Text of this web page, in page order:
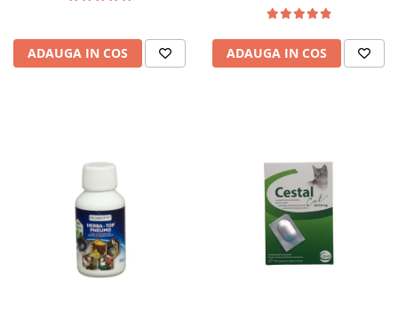
ADAUGA IN COS ADAUGA IN COS